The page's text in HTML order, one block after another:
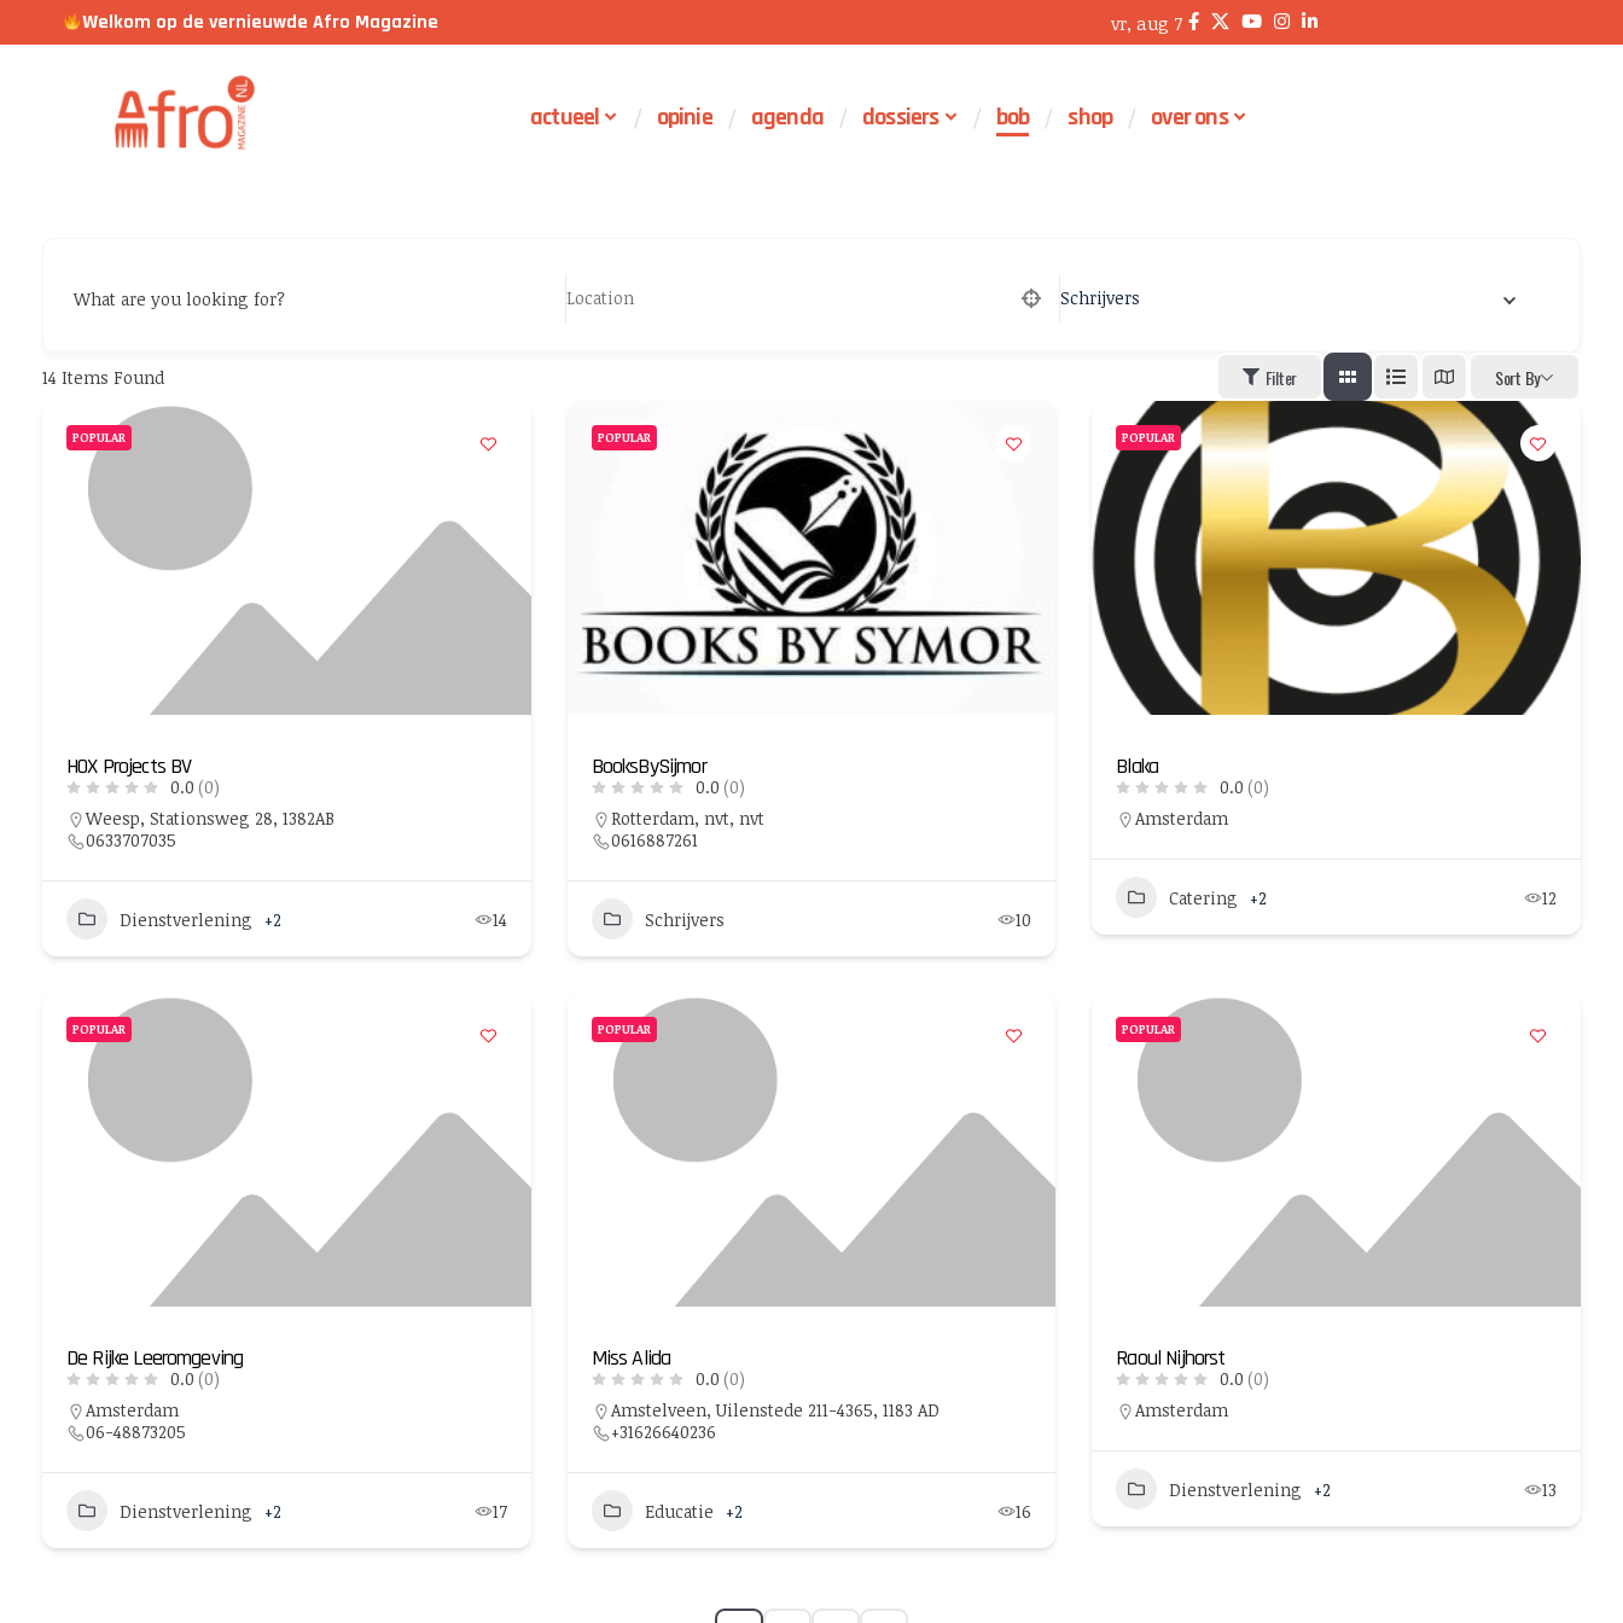
Welkom op de vernieuwde Afro Magazine vr, aug 7
actueel opinie agenda dossiers bob shop over ons
What are you looking for? Schrijvers
14 Items Found Filter Sort By
POPULAR
HOX Projects BV
0.0 (0)
Weesp, Stationsweg 28, 1382AB
0633707035
Dienstverlening +2 14
POPULAR
BooksBySijmor
0.0 (0)
Rotterdam, nvt, nvt
0616887261
Schrijvers 10
POPULAR
Blaka
0.0 (0)
Amsterdam
Catering +2 12
POPULAR
De Rijke Leeromgeving
0.0 (0)
Amsterdam
06-48873205
Dienstverlening +2 17
POPULAR
Miss Alida
0.0 (0)
Amstelveen, Uilenstede 211-4365, 1183 AD
+31626640236
Educatie +2 16
POPULAR
Raoul Nijhorst
0.0 (0)
Amsterdam
Dienstverlening +2 13